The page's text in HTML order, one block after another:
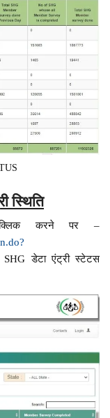
स्थिति
करने पर –
डेटा एंट्री स्टेटस